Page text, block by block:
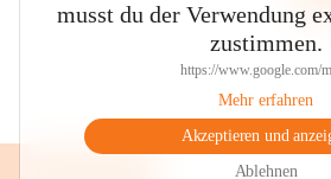
musst du der Verwendung
zustimmen.
https://www.google.com/
Mehr erfahren
Akzeptieren und
Ablehnen